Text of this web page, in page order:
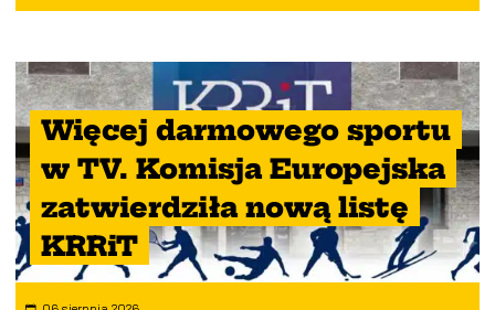
Więcej darmowego sportu
w TV. Komisja Europejska
zatwierdziła nową listę
KRRiT